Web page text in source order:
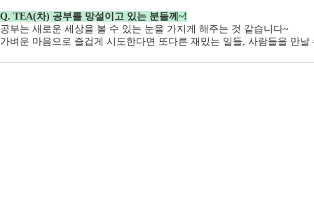
Q. TEA(차) 공부를 망설이고 있는 분들께~!
공부는 새로운 세상을 볼 수 있는 눈을 가지게 해주는 것 같습니다~
가벼운 마음으로 즐겁게 시도한다면 또다른 재밌는 일들, 사람들을 만날